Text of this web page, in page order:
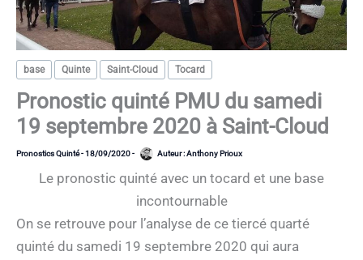
base Quinte Saint-Cloud Tocard
Pronostic quinté PMU du samedi
19 septembre 2020 à Saint-Cloud
Pronostics Quinté-18/09/2020- Auteur :Anthony Prioux
Le pronostic quinté avec un tocard et une base
incontournable
On se retrouve pour l’analyse de ce tiercé quarté
quinté du samedi 19 septembre 2020 qui aura